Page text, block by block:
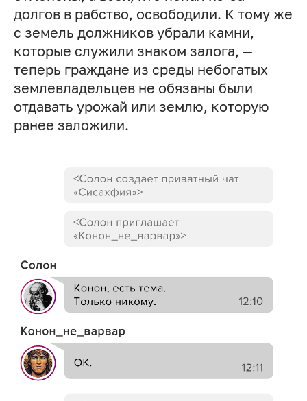
долгов в рабство, освободили. К тому же
с земель должников убрали камни,
которые служили знаком залога, —
теперь граждане из среды небогатых
землевладельцев не обязаны были
отдавать урожай или землю, которую
ранее заложили.